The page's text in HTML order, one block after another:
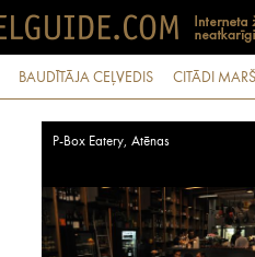
BAUDĪTĀJA CEĻVEDIS CITĀDI
P-Box Eatery, Atēnas